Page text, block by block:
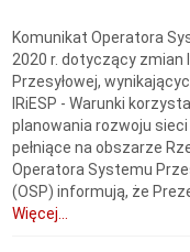
Komunikat Operatora
2020 r. dotyczący zmian
Przesyłowej,
IRiESP - Warunki
planowania rozwoju
pełniące na obszarze
Operatora Systemu
(OSP) informują, że
Więcej...